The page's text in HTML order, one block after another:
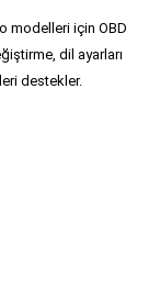
modelleri için OBD
dil ayarları
destekler.